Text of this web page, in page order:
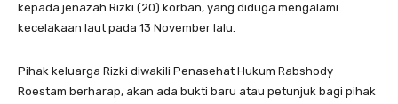
kepada jenazah Rizki (20) korban, yang diduga mengalami
kecelakaan laut pada 13 November lalu.
Pihak keluarga Rizki diwakili Penasehat Hukum Rabshody
Roestam berharap, akan ada bukti baru atau petunjuk bagi pihak